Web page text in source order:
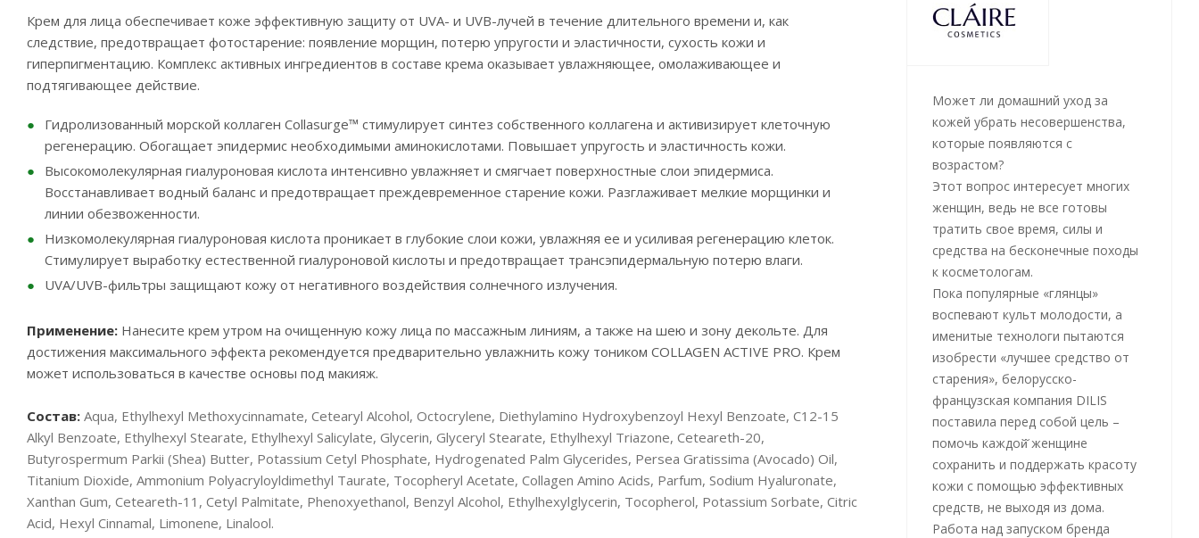
Крем для лица обеспечивает коже эффективную защиту от UVA- и UVB-лучей в течение длительного времени и, как
следствие, предотвращает фотостарение: появление морщин, потерю упругости и эластичности, сухость кожи и
гиперпигментацию. Комплекс активных ингредиентов в составе крема оказывает увлажняющее, омолаживающее и
подтягивающее действие.
Гидролизованный морской коллаген Collasurge™ стимулирует синтез собственного коллагена и активизирует клеточную
регенерацию. Обогащает эпидермис необходимыми аминокислотами. Повышает упругость и эластичность кожи.
Высокомолекулярная гиалуроновая кислота интенсивно увлажняет и смягчает поверхностные слои эпидермиса.
Восстанавливает водный баланс и предотвращает преждевременное старение кожи. Разглаживает мелкие морщинки и
линии обезвоженности.
Низкомолекулярная гиалуроновая кислота проникает в глубокие слои кожи, увлажняя ее и усиливая регенерацию клеток.
Стимулирует выработку естественной гиалуроновой кислоты и предотвращает трансэпидермальную потерю влаги.
UVA/UVB-фильтры защищают кожу от негативного воздействия солнечного излучения.
Применение: Нанесите крем утром на очищенную кожу лица по массажным линиям, а также на шею и зону декольте. Для
достижения максимального эффекта рекомендуется предварительно увлажнить кожу тоником COLLAGEN ACTIVE PRO. Крем
может использоваться в качестве основы под макияж.
Состав: Aqua, Ethylhexyl Methoxycinnamate, Cetearyl Alcohol, Octocrylene, Diethylamino Hydroxybenzoyl Hexyl Benzoate, C12-15
Alkyl Benzoate, Ethylhexyl Stearate, Ethylhexyl Salicylate, Glycerin, Glyceryl Stearate, Ethylhexyl Triazone, Ceteareth-20,
Butyrospermum Parkii (Shea) Butter, Potassium Cetyl Phosphate, Hydrogenated Palm Glycerides, Persea Gratissima (Avocado) Oil,
Titanium Dioxide, Ammonium Polyacryloyldimethyl Taurate, Tocopheryl Acetate, Collagen Amino Acids, Parfum, Sodium Hyaluronate,
Xanthan Gum, Ceteareth-11, Cetyl Palmitate, Phenoxyethanol, Benzyl Alcohol, Ethylhexylglycerin, Tocopherol, Potassium Sorbate, Citric
Acid, Hexyl Cinnamal, Limonene, Linalool.
Может ли домашний уход за
кожей убрать несовершенства,
которые появляются с
возрастом?
Этот вопрос интересует многих
женщин, ведь не все готовы
тратить свое время, силы и
средства на бесконечные походы
к косметологам.
Пока популярные «глянцы»
воспевают культ молодости, а
именитые технологи пытаются
изобрести «лучшее средство от
старения», белорусско-
французская компания DILIS
поставила перед собой цель –
помочь каждой̆ женщине
сохранить и поддержать красоту
кожи с помощью эффективных
средств, не выходя из дома.
Работа над запуском бренда